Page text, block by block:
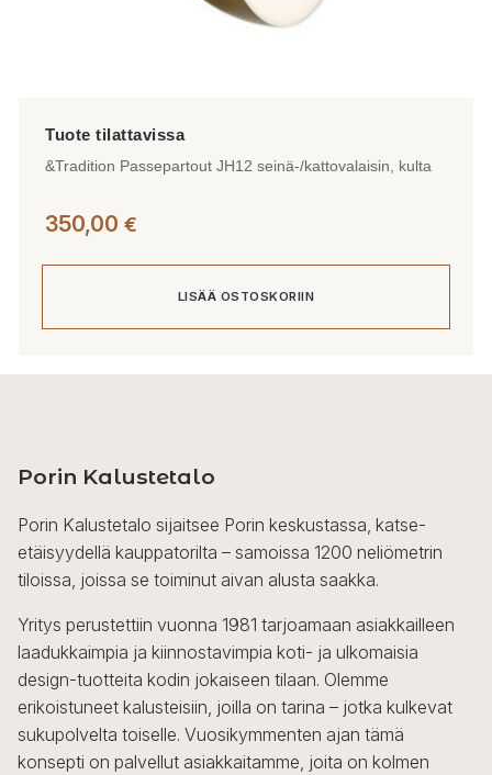
&Tradition Passepartout JH12 seinä-/kattovalaisin, kulta
350,00 €
LISÄÄ OSTOSKORIIN
Porin Kalustetalo
Porin Kalustetalo sijaitsee Porin keskustassa, katse-
etäisyydellä kauppatorilta – samoissa 1200 neliömetrin
tiloissa, joissa se toiminut aivan alusta saakka.
Yritys perustettiin vuonna 1981 tarjoamaan asiakkailleen
laadukkaimpia ja kiinnostavimpia koti- ja ulkomaisia
design-tuotteita kodin jokaiseen tilaan. Olemme
erikoistuneet kalusteisiin, joilla on tarina – jotka kulkevat
sukupolvelta toiselle. Vuosikymmenten ajan tämä
konsepti on palvellut asiakkaitamme, joita on kolmen